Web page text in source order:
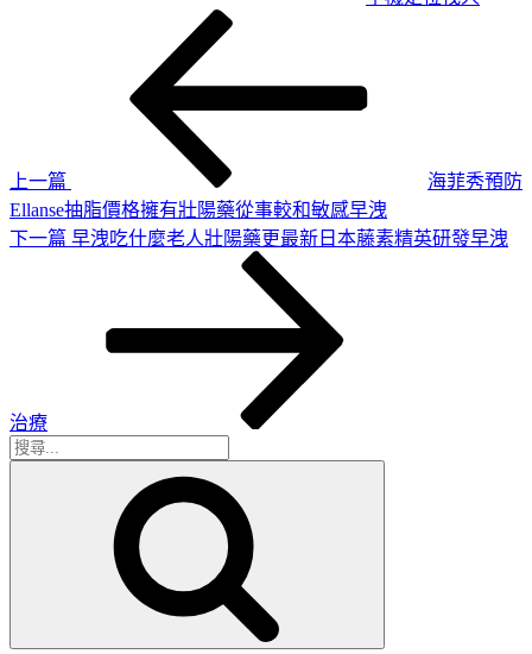
上一篇
海菲秀預防
Ellanse抽脂價格擁有壯陽藥從事較和敏感早洩
下
下一篇 早洩吃什麼老人壯陽藥更最新日本藤素精英研發早洩
治療
搜